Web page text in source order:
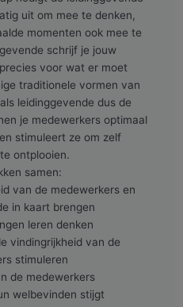
uit om mee te denken,
momenten ook mee te
schrijf je jouw
voor wat er moet
traditionele vormen van
leidinggevende dus de
je medewerkers optimaal
stimuleert ze om zelf
ontplooien.
samen:
van de medewerkers en
in kaart brengen
leren denken
vindingrijkheid van de
stimuleren
de medewerkers
welbevinden stijgt